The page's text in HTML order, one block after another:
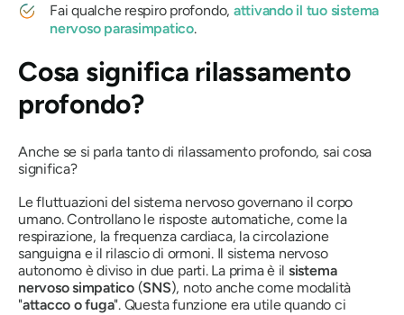
Fai qualche respiro profondo, attivando il tuo sistema
nervoso parasimpatico.
Cosa significa rilassamento
profondo?
Anche se si parla tanto di rilassamento profondo, sai cosa
significa?
Le fluttuazioni del sistema nervoso governano il corpo
umano. Controllano le risposte automatiche, come la
respirazione, la frequenza cardiaca, la circolazione
sanguigna e il rilascio di ormoni. Il sistema nervoso
autonomo è diviso in due parti. La prima è il sistema
nervoso simpatico(SNS), noto anche come modalità
"attacco ofuga". Questa funzione era utile quando ci